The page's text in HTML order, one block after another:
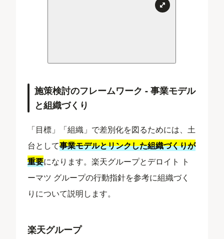
施策検討のフレームワーク - 事業モデル
と組織づくり
「目標」「組織」で差別化を図るためには、土
台として事業モデルとリンクした組織づくりが
重要になります。楽天グループとデロイト ト
ーマツ グループの行動指針を参考に組織づく
りについて説明します。
楽天グループ